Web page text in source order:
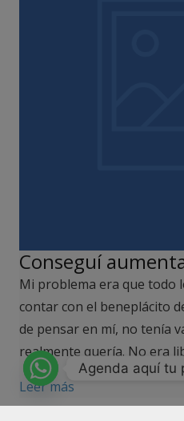
Conseguí
Mi problema era que todo
contar con el beneplácito
de pensar en mí, no tenía
realmente quería. No era
Leer más
Agenda aquí tu